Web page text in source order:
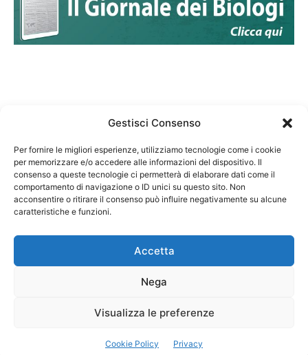
Gestisci Consenso
Per fornire le migliori esperienze, utilizziamo tecnologie come i cookie
per memorizzare e/o accedere alle informazioni del dispositivo. Il
consenso a queste tecnologie ci permetterà di elaborare dati come il
comportamento di navigazione o ID unici su questo sito. Non
acconsentire o ritirare il consenso può influire negativamente su alcune
caratteristiche e funzioni.
Accetta
Nega
Visualizza le preferenze
Cookie Policy Privacy
Federazione Nazionale Degli Ordini dei Biologi:
codice fiscale 80069130583
Responsabile sito internet www.fnob.it: Vincenzo
Privacy Policy Cookie Policy
Rights Reserved.